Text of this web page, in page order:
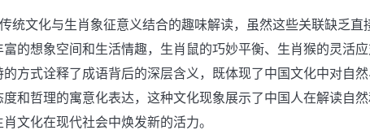
统文化与生肖象征意义结合的趣味解读，虽然这些关联缺乏直
的想象空间和生活情趣，生肖鼠的巧妙平衡、生肖猴的灵活应
方式诠释了成语背后的深层含义，既体现了中国文化中对自
和哲理的寓意化表达，这种文化现象展示了中国人在解读自然
文化在现代社会中焕发新的活力。